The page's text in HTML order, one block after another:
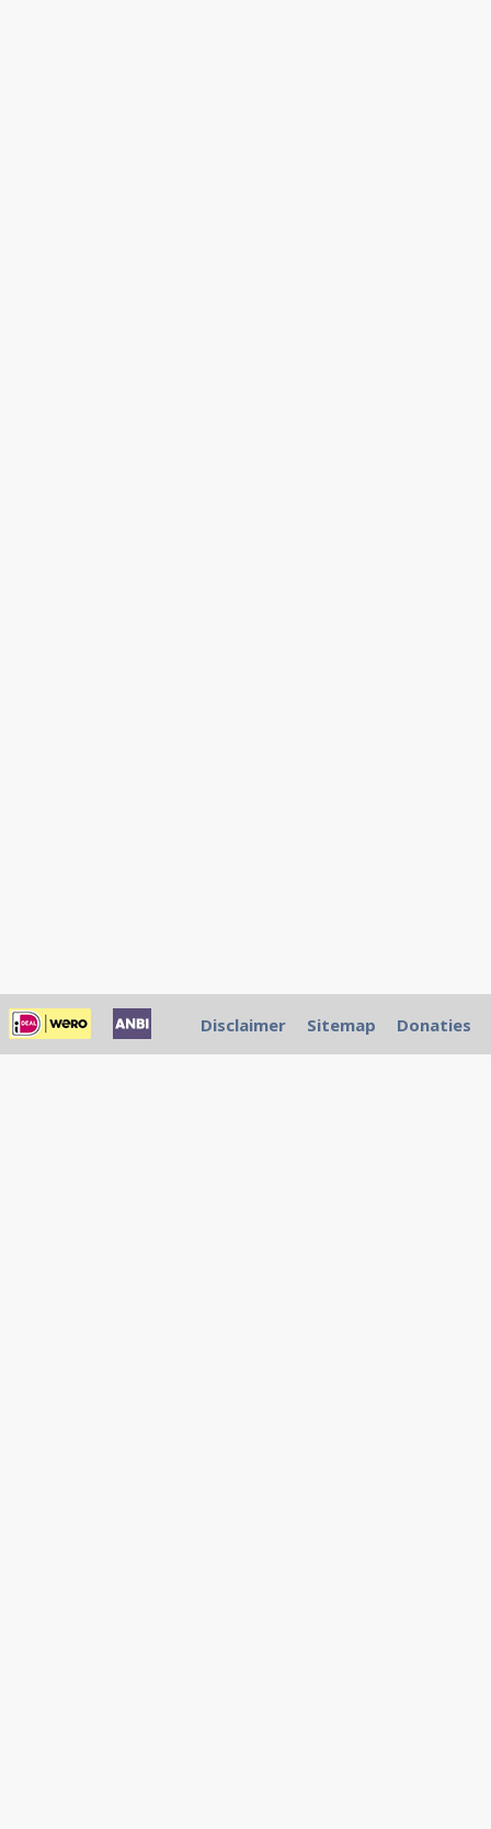
Disclaimer Sitemap Donaties